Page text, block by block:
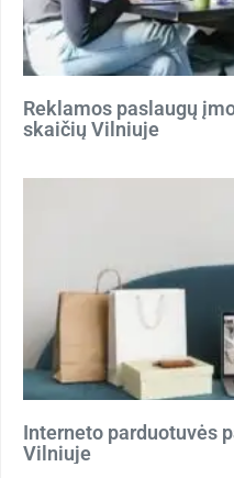
Reklamos paslaugų
skaičių Vilniuje
Interneto parduotuvės
Vilniuje